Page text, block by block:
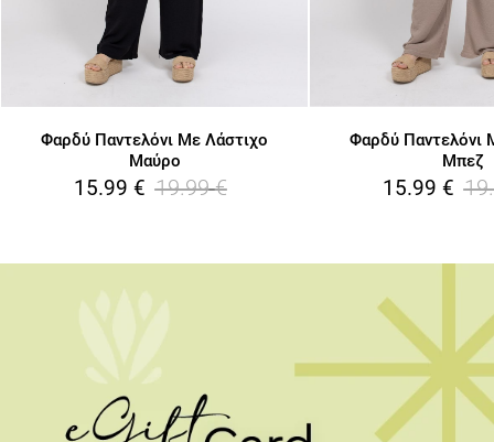
Φαρδύ Παντελόνι Με Λάστιχο
Μαύρο
15.99 € 19.99 €
Φαρδύ Παντελόνι
Μπεζ
15.99 €